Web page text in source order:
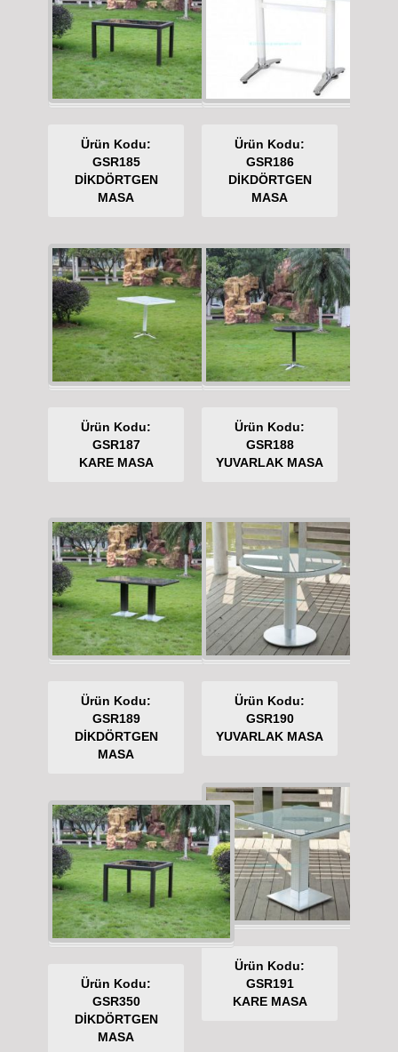
Ürün Kodu:
GSR185
DİKDÖRTGEN
MASA
Ürün Kodu:
GSR186
DİKDÖRTGEN
MASA
Ürün Kodu:
GSR187
KARE MASA
Ürün Kodu:
GSR188
YUVARLAK MASA
Ürün Kodu:
GSR189
DİKDÖRTGEN
MASA
Ürün Kodu:
GSR190
YUVARLAK MASA
Ürün Kodu:
GSR191
KARE MASA
Ürün Kodu:
GSR350
DİKDÖRTGEN
MASA